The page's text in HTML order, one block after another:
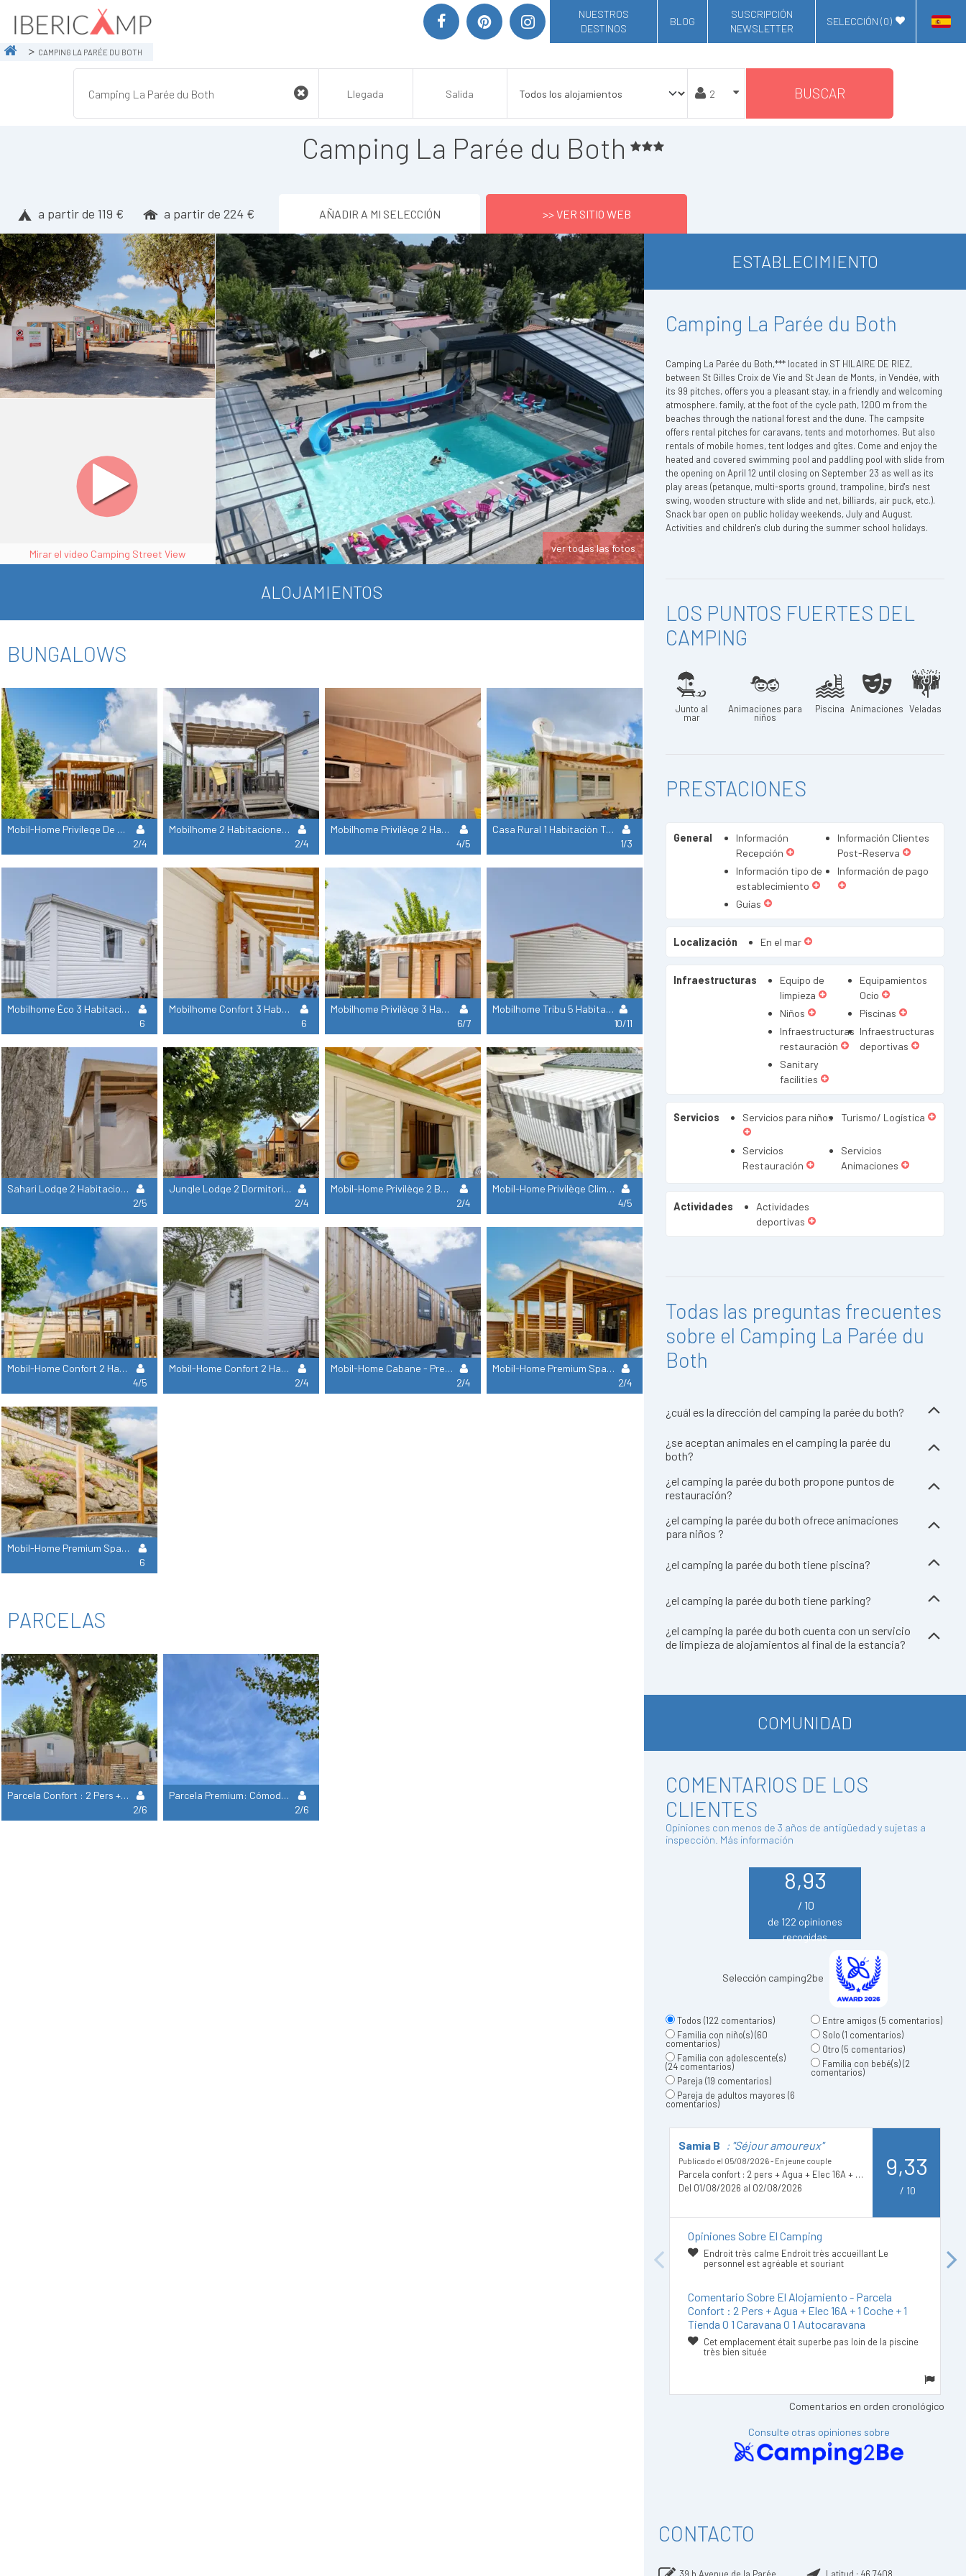
NUESTROS
DESTINOS
BLOG
SUSCRIPCIÓN
NEWSLETTER
SELECCIÓN (0)
CAMPING LA PARÉE DU BOTH
BUSCAR
Camping La Parée du Both
a partir de 119 € a partir de 224 € AÑADIR A MI SELECCIÓN >> VER SITIO WEB
Mirar el video Camping Street View ver todas las fotos
ALOJAMIENTOS
BUNGALOWS
Mobil-Home Privilege De 2 Habitaciones Y 24 M² De Superficie
2/4
Mobilhome 2 Habitaciones 26M²
2/4
Mobilhome Privilège 2 Habitaciones 28M²
4/5
Casa Rural 1 Habitación Triple 30M² Lavavajillas
1/3
Mobilhome Éco 3 Habitaciones 30M²
6
Mobilhome Confort 3 Habitaciones 30M²
6
Mobilhome Privilège 3 Habitaciones 34M²
6/7
Mobilhome Tribu 5 Habitaciones 58M²
10/11
Sahari Lodge 2 Habitaciones - Sin Sanitarios - 19M²
2/5
Jungle Lodge 2 Dormitorios - Con Baño En Suite - 26M
2/4
Mobil-Home Privilège 2 Baños 2 Dormitorios 30M² Lavavajillas
2/4
Mobil-Home Privilège Clim 2 Habitaciones 40M² Lavavajillas
4/5
Mobil-Home Confort 2 Habitaciones 28M²
4/5
Mobil-Home Confort 2 Habitaciones, 24M² De Superficie
2/4
Mobil-Home Cabane - Premium Clim 2 Habitaciones 25M² -
2/4
Mobil-Home Premium Spa Clim 2 Habitaciones 30M² Lavavajillas
2/4
Mobil-Home Premium Spa Clim 3 Dormitorios 33M² Lavavajillas
6
PARCELAS
Parcela Confort : 2 Pers + Agua + Elec 16A + 1 Coche + 1 Tienda O 1 Caravana O 1 Autocaravana
2/6
Parcela Premium: Cómoda Parcela Con Instalaciones Sanitarias, Zona De Estar Privada Y Terraza Cubierta.
2/6
ESTABLECIMIENTO
Camping La Parée du Both
Camping La Parée du Both,*** located in ST HILAIRE DE RIEZ,
between St Gilles Croix de Vie and St Jean de Monts, in Vendée, with
its 99 pitches, offers you a pleasant stay, in a friendly and welcoming
atmosphere. family, at the foot of the cycle path, 1200 m from the
beaches through the national forest and the dune. The campsite
offers rental pitches for caravans, tents and motorhomes. But also
rentals of mobile homes, tent lodges and gîtes. Come and enjoy the
heated and covered swimming pool and paddling pool with slide from
the opening on April 12 until closing on September 23 as well as its
play areas (petanque, multi-sports ground, trampoline, bird's nest
swing, wooden structure with slide and net, billiards, air puck, etc.).
Snack bar open on public holiday weekends, July and August.
Activities and children's club during the summer school holidays.
LOS PUNTOS FUERTES DEL
CAMPING
Junto al
mar
Animaciones para
niños
Piscina Animaciones Veladas
PRESTACIONES
General
Información
Recepción
Información Clientes
Post-Reserva
Información tipo de
establecimiento
Información de pago
Guías
Localización En el mar
Infraestructuras
Equipo de
limpieza
Equipamientos
Ocio
Niños
Piscinas
Infraestructuras
restauración
Infraestructuras
deportivas
Sanitary
facilities
Servicios Servicios para niños Turismo/ Logística
Servicios
Restauración
Servicios
Animaciones
Actividades
Actividades
deportivas
Todas las preguntas frecuentes
sobre el Camping La Parée du
Both
¿cuál es la dirección del camping la parée du both?
¿se aceptan animales en el camping la parée du
both?
¿el camping la parée du both propone puntos de
restauración?
¿el camping la parée du both ofrece animaciones
para niños ?
¿el camping la parée du both tiene piscina?
¿el camping la parée du both tiene parking?
¿el camping la parée du both cuenta con un servicio
de limpieza de alojamientos al final de la estancia?
COMUNIDAD
COMENTARIOS DE LOS
CLIENTES
Opiniones con menos de 3 años de antigüedad y sujetas a
inspección. Más información
8,93
/ 10
de 122 opiniones
recogidas
Selección camping2be
Todos (122 comentarios)
Familia con niño(s)(60
comentarios)
Familia con adolescente(s)
(24 comentarios)
Pareja (19 comentarios)
Pareja de adultos mayores (6
comentarios)
Entre amigos (5 comentarios)
Solo (1 comentarios)
Otro (5 comentarios)
Familia con bebé(s)(2
comentarios)
Previous
Samia B : "Séjour amoureux"
Publicado el 05/08/2026 - En jeune couple
Parcela confort : 2 pers + Agua + Elec 16A + 1 coche + 1 tienda o 1 caravana o 1 autocaravana
Del 01/08/2026 al 02/08/2026
9,33
/ 10
Opiniones Sobre El Camping
Endroit très calme Endroit très accueillant Le
personnel est agréable et souriant
Comentario Sobre El Alojamiento - Parcela
Confort : 2 Pers + Agua + Elec 16A + 1 Coche + 1
Tienda O 1 Caravana O 1 Autocaravana
Cet emplacement était superbe pas loin de la piscine
très bien située
Next
Comentarios en orden cronológico
Consulte otras opiniones sobre
CONTACTO